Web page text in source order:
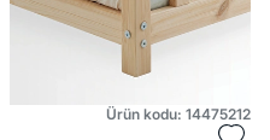
Ürün kodu: 14475212